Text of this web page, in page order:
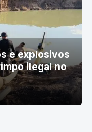
e explosivos
ilegal no